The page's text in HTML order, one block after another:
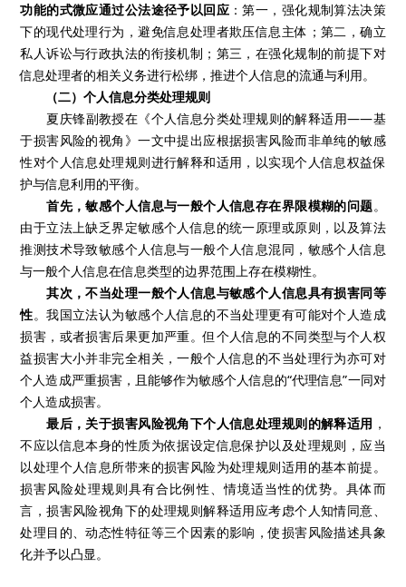
功能的式微应通过公法途径予以回应 ：第一，强化规制算法决策
下的现代处理行为，避免信息处理者欺压信息主体；第二，确立
私人诉讼与行政执法的衔接机制；第三，在强化规制的前提下对
信息处理者的相关义务进行松绑，推进个人信息的流通与利用。
（二）个人信息分类处理规则
夏庆锋副教授在《个人信息分类处理规则的解释适用——基
于损害风险的视角》一文中提出应根据损害风险而非单纯的敏感
性对个人信息处理规则进行解释和适用，以实现个人信息权益保
护与信息利用的平衡。
首先，敏感个人信息与一般个人信息存在界限模糊的问题。
由于立法上缺乏界定敏感个人信息的统一原理或原则，以及算法
推测技术导致敏感个人信息与一般个人信息混同，敏感个人信息
与一般个人信息在信息类型的边界范围上存在模糊性。
其次，不当处理一般个人信息与敏感个人信息具有损害同等
性。我国立法认为敏感个人信息的不当处理更有可能对个人造成
损害，或者损害后果更加严重。但个人信息的不同类型与个人权
益损害大小并非完全相关，一般个人信息的不当处理行为亦可对
个人造成严重损害，且能够作为敏感个人信息的“代理信息”一同对
个人造成损害。
最后，关于损害风险视角下个人信息处理规则的解释适用 ，
不应以信息本身的性质为依据设定信息保护以及处理规则，应当
以处理个人信息所带来的损害风险为处理规则适用的基本前提。
损害风险处理规则具有合比例性、情境适当性的优势。具体而
言，损害风险视角下的处理规则解释适用应考虑个人知情同意、
处理目的、动态性特征等三个因素的影响，使损害风险描述具象
化并予以凸显。